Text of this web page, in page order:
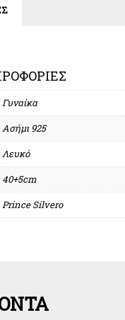
Γυναίκα
Ασήμι 925
Λευκό
40+5cm
Prince Silvero